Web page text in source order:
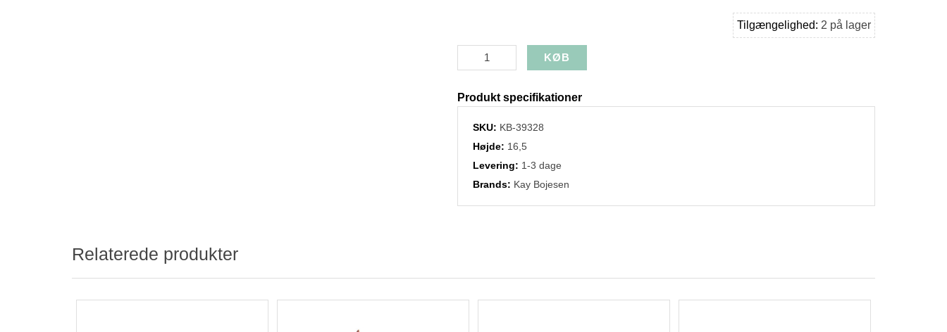
Tilgængelighed: 2 på lager
Produkt specifikationer
SKU: KB-39328
Højde: 16,5
Levering: 1-3 dage
Brands: Kay Bojesen
Relaterede produkter